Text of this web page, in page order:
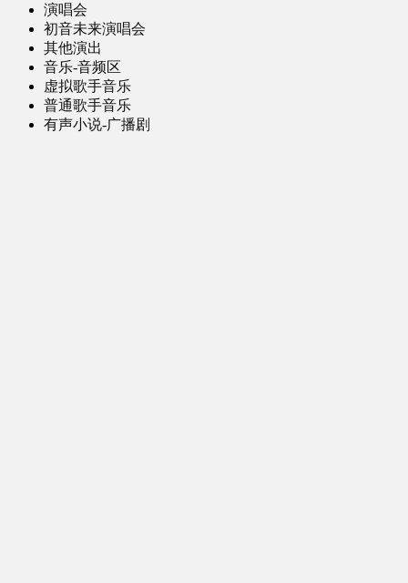
演唱会
初音未来演唱会
其他演出
音乐-音频区
虚拟歌手音乐
普通歌手音乐
有声小说-广播剧